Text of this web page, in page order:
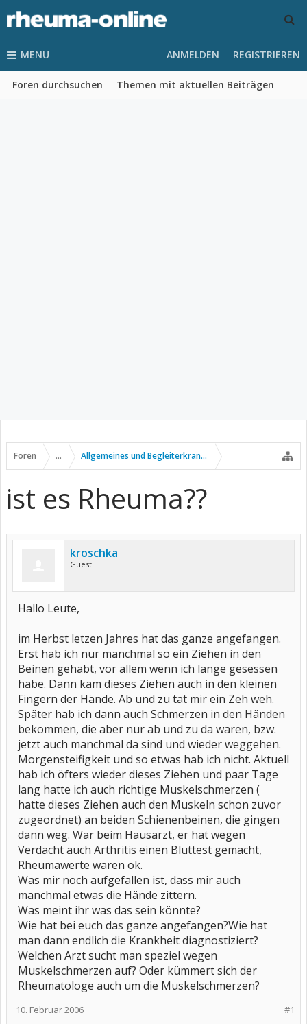
MENU
Foren durchsuchen Themen mit aktuellen Beiträgen
ANMELDEN REGISTRIEREN
Foren ... Allgemeines und Begleiterkrankungen
ist es Rheuma??
kroschka
Guest
Hallo Leute,
im Herbst letzen Jahres hat das ganze angefangen.
Erst hab ich nur manchmal so ein Ziehen in den
Beinen gehabt, vor allem wenn ich lange gesessen
habe. Dann kam dieses Ziehen auch in den kleinen
Fingern der Hände. Ab und zu tat mir ein Zeh weh.
Später hab ich dann auch Schmerzen in den Händen
bekommen, die aber nur ab und zu da waren, bzw.
jetzt auch manchmal da sind und wieder weggehen.
Morgensteifigkeit und so etwas hab ich nicht. Aktuell
hab ich öfters wieder dieses Ziehen und paar Tage
lang hatte ich auch richtige Muskelschmerzen (
hatte dieses Ziehen auch den Muskeln schon zuvor
zugeordnet) an beiden Schienenbeinen, die gingen
dann weg. War beim Hausarzt, er hat wegen
Verdacht auch Arthritis einen Bluttest gemacht,
Rheumawerte waren ok.
Was mir noch aufgefallen ist, dass mir auch
manchmal etwas die Hände zittern.
Was meint ihr was das sein könnte?
Wie hat bei euch das ganze angefangen?Wie hat
man dann endlich die Krankheit diagnostiziert?
Welchen Arzt sucht man speziel wegen
Muskelschmerzen auf? Oder kümmert sich der
Rheumatologe auch um die Muskelschmerzen?
#1
10. Februar 2006